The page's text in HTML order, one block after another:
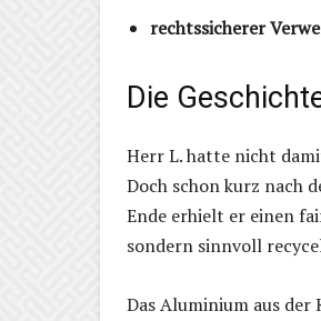
rechtssicherer
Die
Herr L. hatte nicht
Doch schon kurz nach
Ende erhielt er einen
sondern sinnvoll
Das Aluminium aus